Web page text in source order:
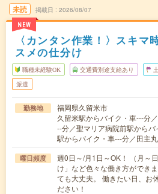
未読
NEW
掲載日 2026/08/07
〈カンタン作業！〉スキマ
スメの仕分け
職種未経験OK 交通費別途支給あり
派遣
勤務地
福岡県久留米市
久留米駅からバイク・車---分
--分／聖マリア病院前駅から
駅からバイク・車---分／田主
曜日頻度
週0日～/月1日～OK！ （月～
け」など色々な働き方ができ
ても大丈夫。 働きたい日、お
ださい！